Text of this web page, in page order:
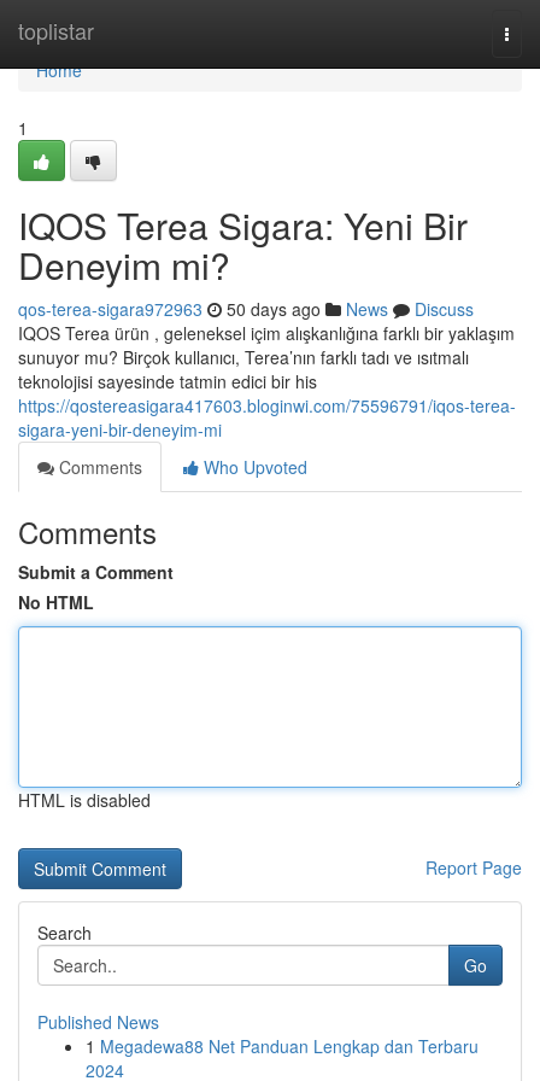
toplistar
Home
Home
1
IQOS Terea Sigara: Yeni Bir
Deneyim mi?
qos-terea-sigara972963 50 days ago News
Discuss
IQOS Terea ürün , geleneksel içim alışkanlığına farklı bir yaklaşım
sunuyor mu? Birçok kullanıcı, Terea’nın farklı tadı ve ısıtmalı
teknolojisi sayesinde tatmin edici bir his
https://qostereasigara417603.bloginwi.com/75596791/iqos-terea-
sigara-yeni-bir-deneyim-mi
Comments
Who Upvoted
Comments
Submit a Comment
No HTML
HTML is disabled
Report Page
Search
Go
Published News
1 Megadewa88 Net Panduan Lengkap dan Terbaru
2024